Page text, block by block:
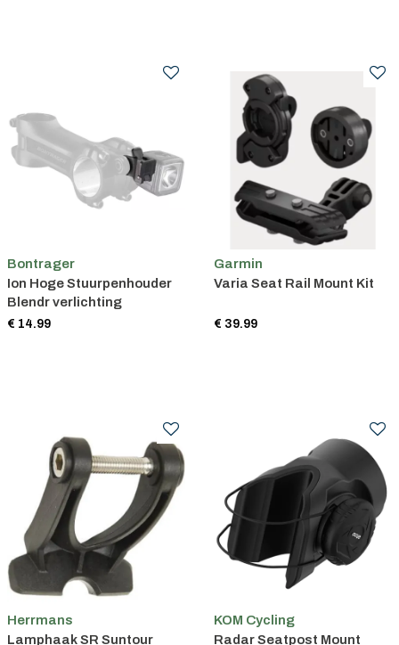
Bontrager
Ion Hoge Stuurpenhouder
Blendr verlichting
€ 14.99
Garmin
Varia Seat Rail Mount Kit
€ 39.99
Herrmans
Lamphaak SR Suntour
KOM Cycling
Radar Seatpost Mount